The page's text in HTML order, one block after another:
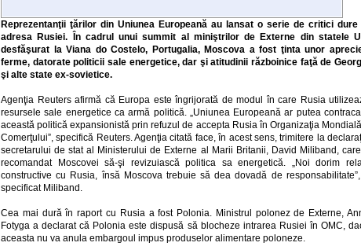
Reprezentanţii ţărilor din Uniunea Europeană au lansat o serie de critici dure
adresa Rusiei. În cadrul unui summit al miniştrilor de Externe din statele
desfăşurat la Viana do Costelo, Portugalia, Moscova a fost ţinta unor
ferme, datorate politicii sale energetice, dar şi atitudinii războinice faţă de
şi alte state ex-sovietice.
Agenţia Reuters afirmă că Europa este îngrijorată de modul în care Rusia
resursele sale energetice ca armă politică. „Uniunea Europeană ar putea
această politică expansionistă prin refuzul de accepta Rusia în Organizaţia
Comerţului”, specifică Reuters. Agenţia citată face, în acest sens, trimitere la
secretarului de stat al Ministerului de Externe al Marii Britanii, David Miliband,
recomandat Moscovei să-şi revizuiască politica sa energetică. „Noi dorim
constructive cu Rusia, însă Moscova trebuie să dea dovadă de
specificat Miliband.
Cea mai dură în raport cu Rusia a fost Polonia. Ministrul polonez de Externe,
Fotyga a declarat că Polonia este dispusă să blocheze intrarea Rusiei în OMC,
aceasta nu va anula embargoul impus produselor alimentare poloneze.